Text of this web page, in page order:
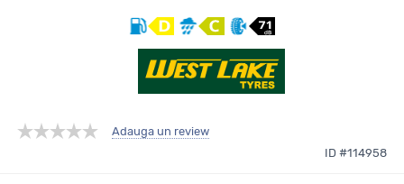
Adauga un review
ID #114958